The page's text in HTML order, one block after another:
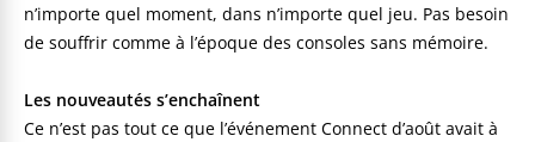
n’importe quel moment, dans n’importe quel jeu. Pas besoin
de souffrir comme à l’époque des consoles sans mémoire.
Les nouveautés s’enchaînent
Ce n’est pas tout ce que l’événement Connect d’août avait à